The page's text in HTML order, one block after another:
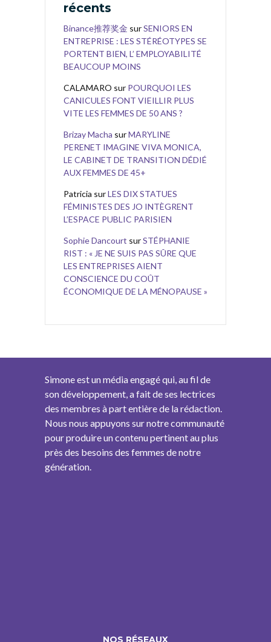
récents
Binance推荐奖金 surSENIORS EN
ENTREPRISE : LES STÉRÉOTYPES SE
PORTENT BIEN, L’ EMPLOYABILITÉ
BEAUCOUP MOINS
CALAMARO sur POURQUOI LES
CANICULES FONT VIEILLIR PLUS
VITE LES FEMMES DE 50 ANS ?
Brizay Macha surMARYLINE
PERENET IMAGINE VIVA MONICA,
LE CABINET DE TRANSITION DÉDIÉ
AUX FEMMES DE 45+
Patricia surLES DIX STATUES
FÉMINISTES DES JO INTÈGRENT
L’ESPACE PUBLIC PARISIEN
Sophie Dancourt surSTÉPHANIE
RIST : « JE NE SUIS PAS SÛRE QUE
LES ENTREPRISES AIENT
CONSCIENCE DU COÛT
ÉCONOMIQUE DE LA MÉNOPAUSE »
Simone est un média engagé qui, au fil de
son développement, a fait de ses lectrices
des membres à part entière de la rédaction.
Nous nous appuyons sur notre communauté
pour produire un contenu pertinent au plus
près des besoins des femmes de notre
génération.
NOS RÉSEAUX